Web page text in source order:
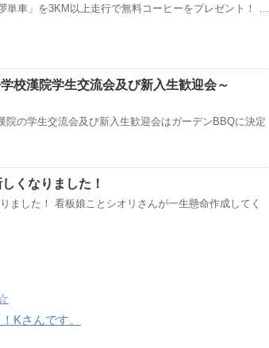
単車」を3KM以上走行で無料コーヒーをプレゼント！ …
校漢院学生交流会及び新入生歓迎会～
院の学生交流会及び新入生歓迎会はガーデンBBQに決定
くなりました！
ました！ 看板娘ことシオリさんが一生懸命作成してく
Kさんです。